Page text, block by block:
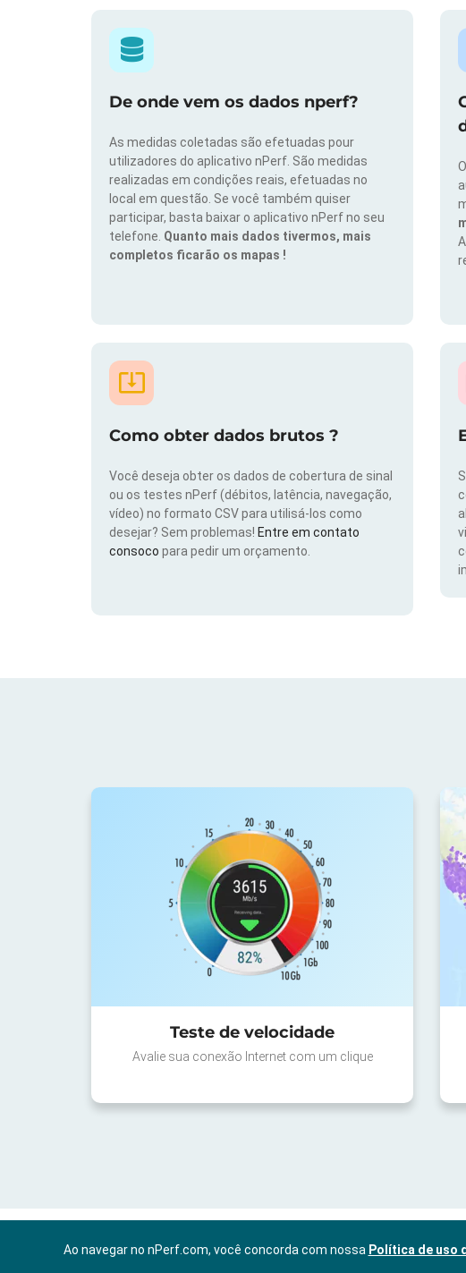
De onde vem os dados nperf?
As medidas coletadas são efetuadas pour
utilizadores do aplicativo nPerf. São medidas
realizadas em condições reais, efetuadas no
local em questão. Se você também quiser
participar, basta baixar o aplicativo nPerf no seu
telefone. Quanto mais dados tivermos, mais
completos ficarão os mapas !
Como obter dados brutos ?
Você deseja obter os dados de cobertura de sinal
ou os testes nPerf (débitos, latência, navegação,
vídeo) no formato CSV para utilisá-los como
desejar? Sem problemas! Entre em contato
consoco para pedir um orçamento.
Teste de velocidade
Avalie sua conexão Internet com um clique
Ao navegar no nPerf.com, você concorda com nossa Política de uso